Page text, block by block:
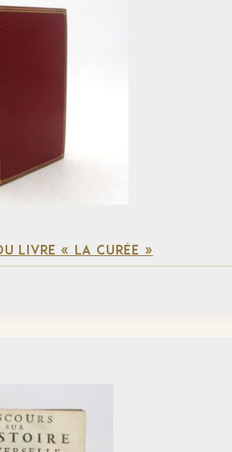
LIVRE « LA CURÉE »